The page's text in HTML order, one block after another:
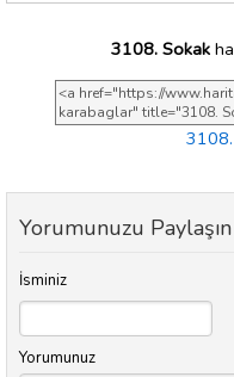
3108. Sokak
3108.
Yorumunuzu Paylaşın
İsminiz
Yorumunuz